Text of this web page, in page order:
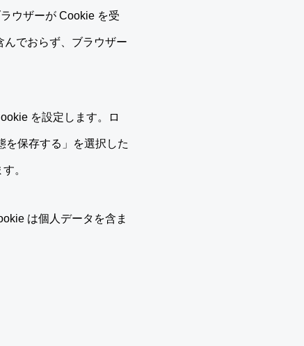
ウザーが Cookie を受
でおらず、ブラウザー
を設定します。ロ
を保存する」を選択した
。
は個人データを含ま